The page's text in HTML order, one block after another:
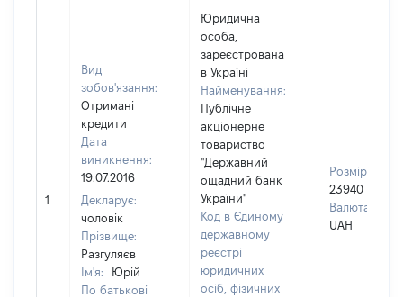
1
Вид
зобов'язання:
Отримані
кредити
Дата
виникнення:
19.07.2016
Декларує:
чоловік
Прізвище:
Разгуляєв
Ім'я:
Юрій
По батькові
Юридична
особа,
зареєстрована
в Україні
Найменування:
Публічне
акціонерне
товариство
"Державний
ощадний банк
України"
Код в Єдиному
державному
реєстрі
юридичних
осіб, фізичних
Розмір:
23940
Валюта:
UAH